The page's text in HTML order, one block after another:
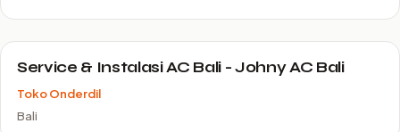
Service & Instalasi AC Bali - Johny AC Bali
Toko Onderdil
Bali